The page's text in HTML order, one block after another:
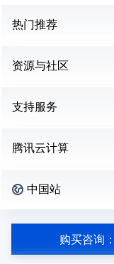
热门推荐
资源与社区
支持服务
腾讯云计算
中国站
购买咨询